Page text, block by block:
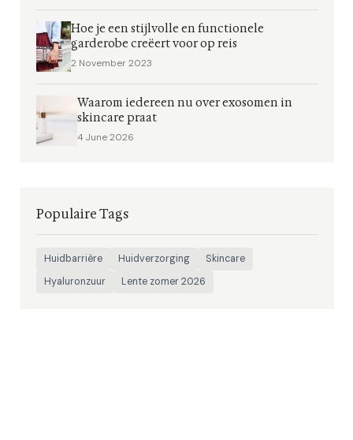
Hoe je een stijlvolle en functionele
garderobe creëert voor op reis
2 November 2023
Waarom iedereen nu over exosomen in
skincare praat
4 June 2026
Populaire Tags
Huidbarrière Huidverzorging
Skincare
Hyaluronzuur
Lente zomer 2026